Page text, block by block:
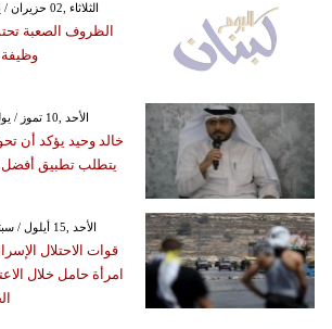
GMT 10:32 2020 الثلاثاء ,02 حزيران / يونيو
الظروف الصعبة
وظيفة
GMT 05:16 2022 الأحد ,10 تموز / يوليو
خالد وحيد يؤكد أن
يتطلب تطبيق أفضل
GMT 19:34 2024 الأحد ,15 أيلول / سبتمبر
قوات الاحتلال
امرأة حامل خلال